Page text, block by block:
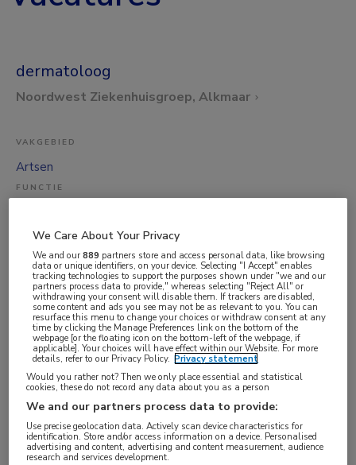
dermatoloog
Noordwest Ziekenhuisgroep, Alkmaar
VAKGEBIED
Artsen
FUNCTIE
BRANCHE
Ziekenhuis
AANSTELLING
Niet nader bepaald
PLAATSINGSDATUM
3 november 2025
HBO
ERVARING
Niet nader bepaald
DIENSTVERBAND
We Care About Your Privacy
We and our889 partners store and access personal data, like browsing
data or unique identifiers, on your device. Selecting "I Accept" enables
tracking technologies to support the purposes shown under "we and our
partners process data to provide," whereas selecting "Reject All" or
withdrawing your consent will disable them. If trackers are disabled,
some content and ads you see may not be as relevant to you. You can
resurface this menu to change your choices or withdraw consent at any
time by clicking the Manage Preferences link on the bottom of the
webpage [or the floating icon on the bottom-left of the webpage, if
applicable]. Your choices will have effect within our Website. For more
details, refer to our Privacy Policy. Privacy statement
Would you rather not? Then we only place essential and statistical
cookies, these do not record any data about you as a person
We and our partners process data to provide:
Use precise geolocation data. Actively scan device characteristics for
identification. Store and/or access information on a device. Personalised
advertising and content, advertising and content measurement, audience
research and services development.